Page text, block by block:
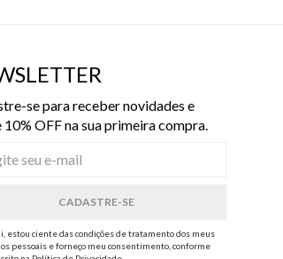
se para receber novidades e
10% OFF na sua primeira compra.
estou ciente das condições de tratamento dos meus
pessoais e forneço meu consentimento, conforme